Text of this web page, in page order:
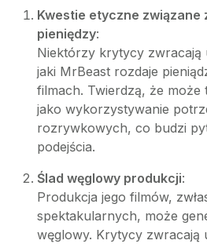
Kwestie etyczne związane
pieniędzy:
Niektórzy krytycy zwracają
jaki MrBeast rozdaje
filmach. Twierdzą, że
jako wykorzystywanie
rozrywkowych, co budzi
podejścia.
Ślad węglowy produkcji:
Produkcja jego filmów,
spektakularnych, może
węglowy. Krytycy zwracają